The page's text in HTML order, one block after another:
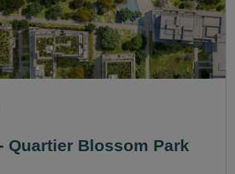
Quartier Blossom Park